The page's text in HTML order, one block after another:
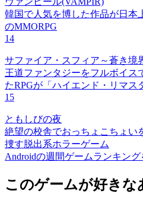
韓国で人気を博した作品が日本
のMMORPG
14
サファイア・スフィア～蒼き境
王道ファンタジーをフルボイス
たRPGが「ハイエンド・リマス
15
ともしびの夜
絶望の校舎でおっちょこちょい
捜す脱出系ホラーゲーム
Androidの週間ゲームランキン
このゲームが好きな